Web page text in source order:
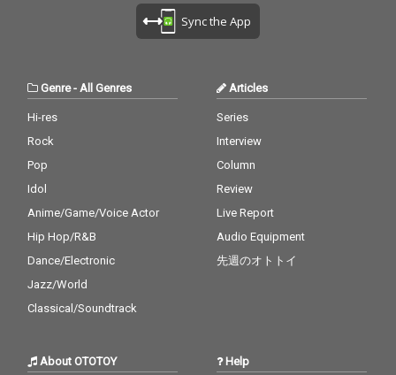
Sync the App
Genre- All Genres
Hi-res
Rock
Pop
Idol
Anime/Game/Voice Actor
Hip Hop/R&B
Dance/Electronic
Jazz/World
Classical/Soundtrack
Articles
Series
Interview
Column
Review
Live Report
Audio Equipment
先週のオトトイ
About OTOTOY Help